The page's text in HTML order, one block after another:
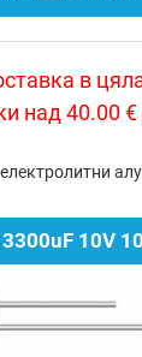
в
над 40.00
3300uF 10V